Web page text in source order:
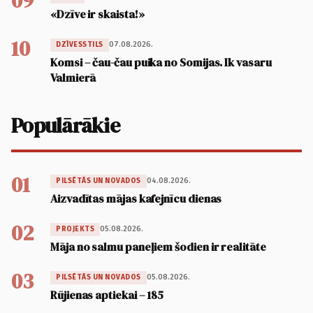
«Dzīve ir skaista!»
10 DZĪVESSTILS 07.08.2026.
Komsi – čau-čau puika no Somijas. Ik vasaru
Valmierā
Populārākie
01 PILSĒTĀS UN NOVADOS 04.08.2026.
Aizvadītas mājas kafejnīcu dienas
02 PROJEKTS 05.08.2026.
Māja no salmu paneļiem šodien ir realitāte
03 PILSĒTĀS UN NOVADOS 05.08.2026.
Rūjienas aptiekai – 185